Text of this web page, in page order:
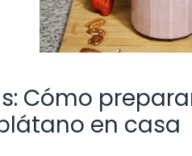
Cómo
en casa